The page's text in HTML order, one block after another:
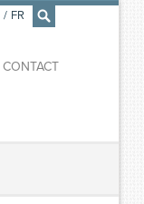
×
CONTACT
/ FR